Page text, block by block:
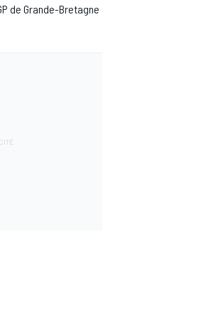
de Grande-Bretagne